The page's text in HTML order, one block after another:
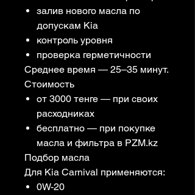
залив нового масла по
допускам Kia
контроль уровня
проверка герметичности
Среднее время — 25–35 минут.
Стоимость
от 3000 тенге — при своих
расходниках
бесплатно — при покупке
масла и фильтра в PZM.kz
Подбор масла
Для Kia Carnival применяются:
0W-20